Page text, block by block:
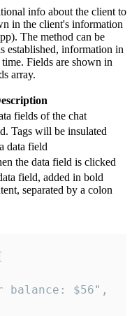
info about the client to
in the client's information
The method can be
established, information in
Fields are shown in
array.
fields of the chat
Tags will be insulated
data field
the data field is clicked
field, added in bold
separated by a colon
balance: $56",